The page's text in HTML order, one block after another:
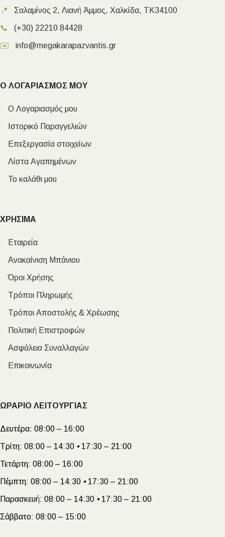
📍 Σαλαμίνος 2, Λιανή Άμμος, Χαλκίδα, ΤΚ34100
📞 (+30) 22210 84428
✉️ info@megakarapazvantis.gr
Ο ΛΟΓΑΡΙΑΣΜΟΣ ΜΟΥ
Ο Λογαριασμός μου
Ιστορικό Παραγγελιών
Επεξεργασία στοιχείων
Λίστα Αγαπημένων
Το καλάθι μου
ΧΡΗΣΙΜΑ
Εταιρεία
Ανακαίνιση Μπάνιου
Όροι Χρήσης
Τρόποι Πληρωμής
Τρόποι Αποστολής & Χρέωσης
Πολιτική Επιστροφών
Ασφάλεια Συναλλαγών
Επικοινωνία
ΩΡΑΡΙΟ ΛΕΙΤΟΥΡΓΙΑΣ
Δευτέρα: 08:00 – 16:00
Τρίτη: 08:00 – 14:30 •17:30 – 21:00
Τετάρτη: 08:00 – 16:00
Πέμπτη: 08:00 – 14:30 •17:30 – 21:00
Παρασκευή: 08:00 – 14:30 •17:30 – 21:00
Σάββατο: 08:00 – 15:00